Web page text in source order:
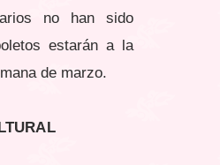
no han sido
estarán a la
de marzo.